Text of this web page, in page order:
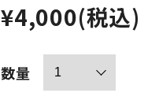
¥4,000(税込)
数量